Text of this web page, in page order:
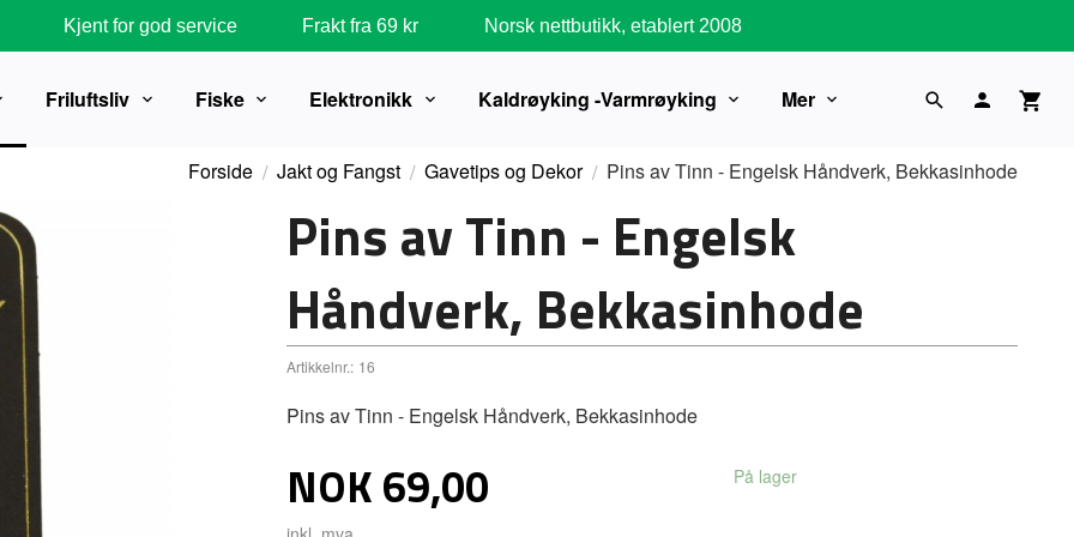
Kjent for god service Frakt fra 69 kr Norsk nettbutikk, etablert 2008
Friluftsliv Fiske Elektronikk Kaldrøyking -Varmrøyking Mer
Forside Jakt og Fangst Gavetips og Dekor Pins av Tinn - Engelsk Håndverk, Bekkasinhode
Pins av Tinn - Engelsk
Håndverk, Bekkasinhode
Artikkelnr.: 16
Pins av Tinn - Engelsk Håndverk, Bekkasinhode
Pris
NOK69,00 På lager